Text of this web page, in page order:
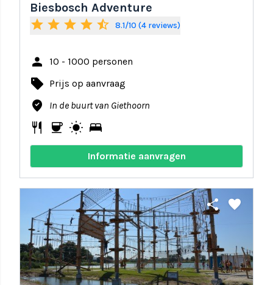
Biesbosch Adventure
star star star star star_half 8.1/10 (4 reviews)
person 10 - 1000 personen
local_offer Prijs op aanvraag
where_to_vote In de buurt van Giethoorn
restaurant coffee wb_sunny bed
Informatie aanvragen
share favorite